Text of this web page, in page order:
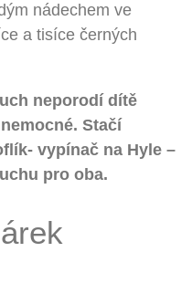
nádechem ve
a tisíce černých
neporodí dítě
Stačí
vypínač na Hyle –
pro oba.